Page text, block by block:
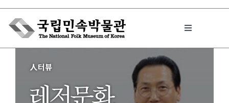
Skip
content
Toggle
박물관에서는